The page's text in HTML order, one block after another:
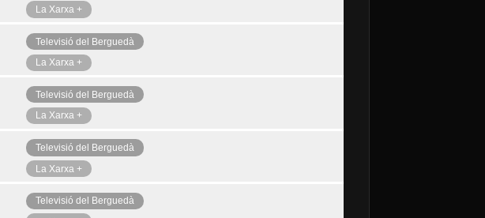
La Xarxa +
Televisió del Berguedà
La Xarxa +
Televisió del Berguedà
La Xarxa +
Televisió del Berguedà
La Xarxa +
Televisió del Berguedà